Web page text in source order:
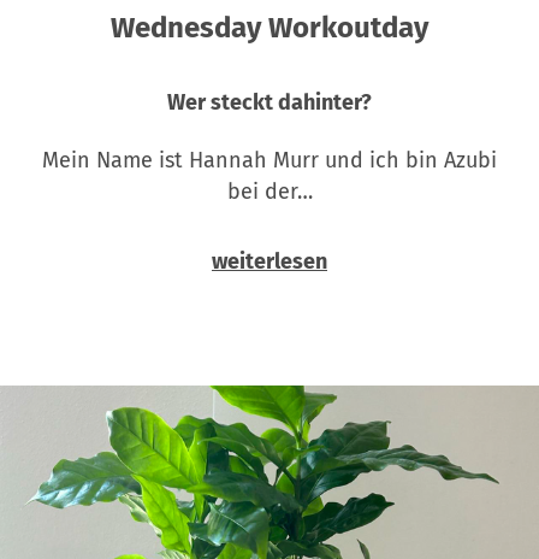
Wednesday Workoutday
Wer steckt dahinter?
Mein Name ist Hannah Murr und ich bin Azubi
bei der…
weiterlesen